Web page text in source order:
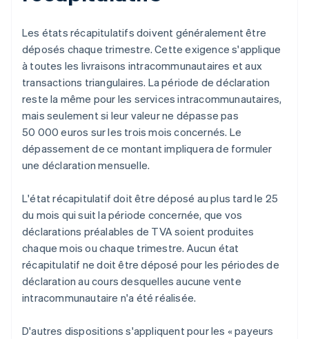
Les états récapitulatifs doivent généralement être
déposés chaque trimestre. Cette exigence s'applique
à toutes les livraisons intracommunautaires et aux
transactions triangulaires. La période de déclaration
reste la même pour les services intracommunautaires,
mais seulement si leur valeur ne dépasse pas
50 000 euros sur les trois mois concernés. Le
dépassement de ce montant impliquera de formuler
une déclaration mensuelle.
L'état récapitulatif doit être déposé au plus tard le 25
du mois qui suit la période concernée, que vos
déclarations préalables de TVA soient produites
chaque mois ou chaque trimestre. Aucun état
récapitulatif ne doit être déposé pour les périodes de
déclaration au cours desquelles aucune vente
intracommunautaire n'a été réalisée.
D'autres dispositions s'appliquent pour les « payeurs